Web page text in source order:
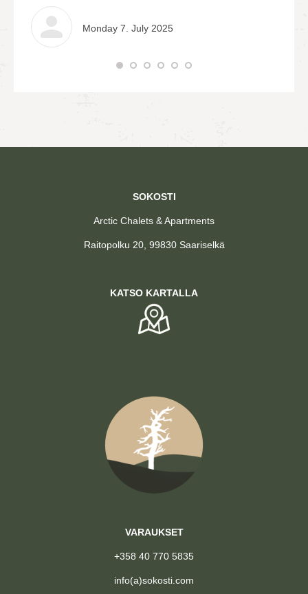
Monday 7. July 2025
SOKOSTI
Arctic Chalets & Apartments
Raitopolku 20, 99830 Saariselkä
KATSO KARTALLA
VARAUKSET
+358 40 770 5835
info(a)sokosti.com